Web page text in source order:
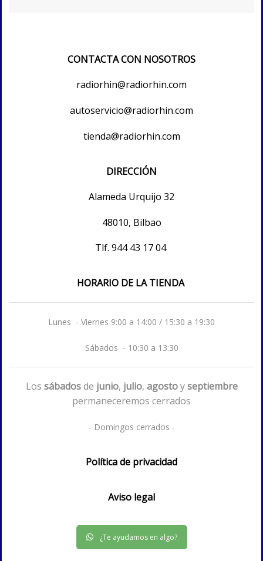
CONTACTA CON NOSOTROS
radiorhin@radiorhin.com
autoservicio@radiorhin.com
tienda@radiorhin.com
DIRECCIÓN
Alameda Urquijo 32
48010, Bilbao
Tlf. 944 43 17 04
HORARIO DE LA TIENDA
Lunes - Viernes 9:00 a 14:00 / 15:30 a 19:30
Sábados - 10:30 a 13:30
Los sábadosde junio, julio, agostoyseptiembre
permaneceremos cerrados
- Domingos cerrados -
Política de privacidad
Aviso legal
¿Te ayudamos en algo?